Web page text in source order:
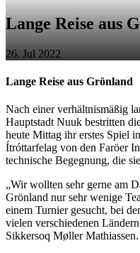
Lange Reise aus
26. Jul 2022
Lange Reise aus Grönland
Nach einer verhältnismäßig
Hauptstadt Nuuk bestritten
heute Mittag ihr erstes Spiel
Ítróttarfelag von den Faröer
technische Begegnung, die
„Wir wollten sehr gerne am
Grönland nur sehr wenige
einem Turnier gesucht, bei
vielen verschiedenen
Sikkersoq Møller Mathiassen.